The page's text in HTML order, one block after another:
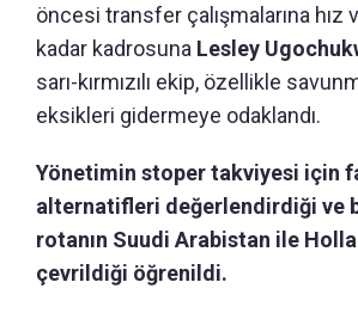
öncesi transfer çalışmalarına hız
kadar kadrosuna Lesley
sarı-kırmızılı ekip, özellikle
eksikleri gidermeye odaklandı.
Yönetimin stoper takviyesi için
alternatifleri değerlendirdiği ve
rotanın Suudi Arabistan ile
çevrildiği öğrenildi.